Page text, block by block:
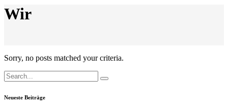
Wir
Sorry, no posts matched your criteria.
Search
for:
Neueste Beiträge